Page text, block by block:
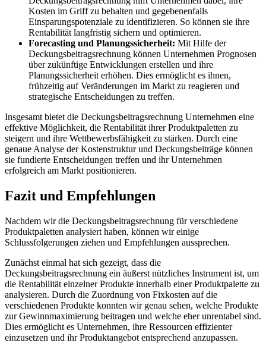
Kosten im Griff zu behalten und gegebenenfalls
Einsparungspotenziale zu identifizieren. So können sie ihre
Rentabilität langfristig sichern und optimieren.
Forecasting und Planungssicherheit: Mit Hilfe der
Deckungsbeitragsrechnung können Unternehmen Prognosen
über zukünftige Entwicklungen erstellen und ihre
Planungssicherheit erhöhen. Dies ermöglicht es ihnen,
frühzeitig auf Veränderungen im Markt zu reagieren und
strategische Entscheidungen zu treffen.
Insgesamt bietet die Deckungsbeitragsrechnung Unternehmen eine
effektive Möglichkeit, die Rentabilität ihrer Produktpaletten zu
steigern und ihre Wettbewerbsfähigkeit zu stärken. Durch eine
genaue Analyse der Kostenstruktur und Deckungsbeiträge können
sie fundierte Entscheidungen treffen und ihr Unternehmen
erfolgreich am Markt positionieren.
Fazit und Empfehlungen
Nachdem wir die Deckungsbeitragsrechnung für verschiedene
Produktpaletten analysiert haben, können wir einige
Schlussfolgerungen ziehen und Empfehlungen aussprechen.
Zunächst einmal hat sich gezeigt, dass die
Deckungsbeitragsrechnung ein äußerst nützliches Instrument ist, um
die Rentabilität einzelner Produkte innerhalb einer Produktpalette zu
analysieren. Durch die Zuordnung von Fixkosten auf die
verschiedenen Produkte konnten wir genau sehen, welche Produkte
zur Gewinnmaximierung beitragen und welche eher unrentabel sind.
Dies ermöglicht es Unternehmen, ihre Ressourcen effizienter
einzusetzen und ihr Produktangebot entsprechend anzupassen.